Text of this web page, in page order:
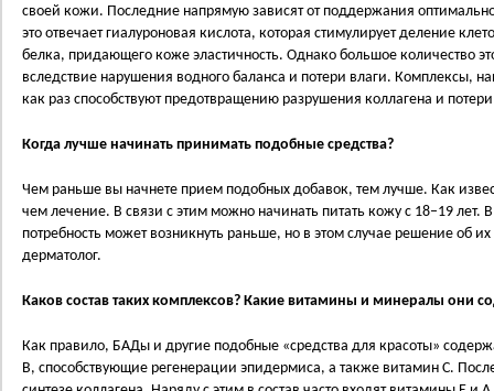
своей кожи. Последние напрямую зависят от поддержания
это отвечает гиалуроновая кислота, которая стимулирует деление
белка, придающего коже эластичность. Однако большое количество
вследствие нарушения водного баланса и потери влаги. Комплексы,
как раз способствуют предотвращению разрушения коллагена и
Когда лучше начинать принимать подобные средства?
Чем раньше вы начнете прием подобных добавок, тем лучше. Как
чем лечение. В связи с этим можно начинать питать кожу с 18–19 лет.
потребность может возникнуть раньше, но в этом случае решение об
дерматолог.
Каков состав таких комплексов? Какие витамины и минералы они
Как правило, БАДы и другие подобные «средства для красоты»
В, способствующие регенерации эпидермиса, а также витамин С.